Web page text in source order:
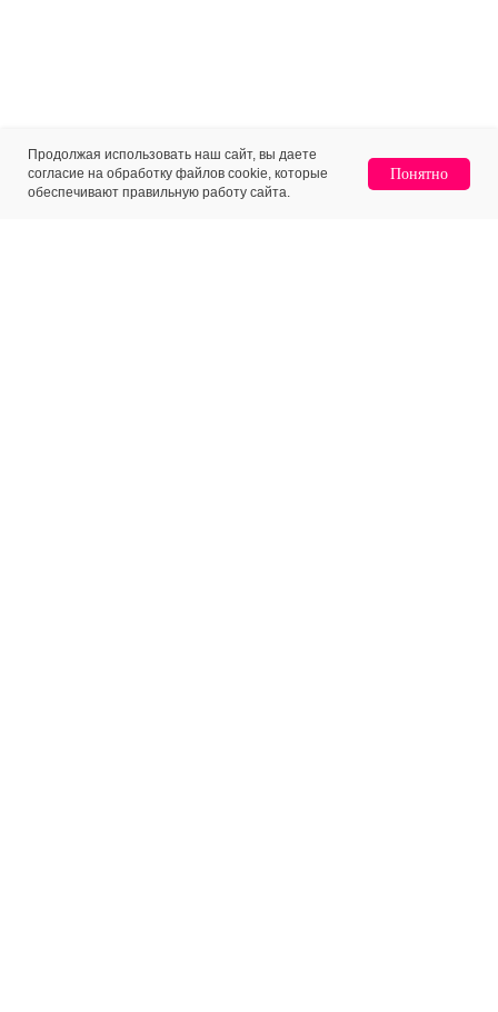
Продолжая использовать наш сайт, вы даете
согласие на обработку файлов cookie, которые
обеспечивают правильную работу сайта.
Понятно